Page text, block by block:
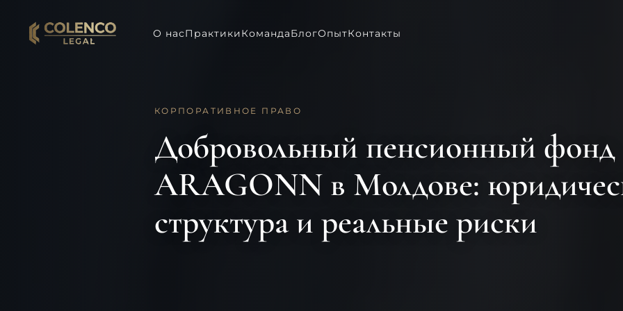
О насПрактикиКомандаБлогОпытКонтакты
КОРПОРАТИВНОЕ ПРАВО
Добровольный пенсионный фонд
ARAGONN в Молдове:
структура и реальные риски